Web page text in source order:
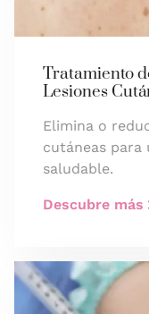
Tratamiento
Lesiones
Elimina o
cutáneas para
saludable.
Descubre más